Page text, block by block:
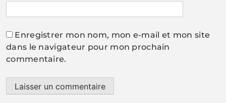
Enregistrer mon nom, mon e-mail et mon site
dans le navigateur pour mon prochain
commentaire.